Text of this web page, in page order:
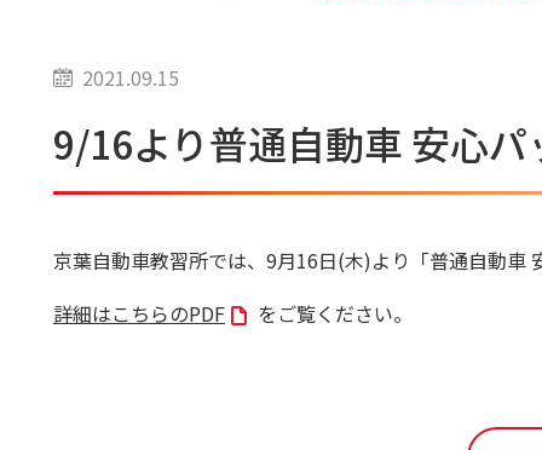
2021.09.15
9/16より普通自動車 安心
京葉自動車教習所では、9月16日(木)より「普通自動車
詳細はこちらのPDF
をご覧ください。